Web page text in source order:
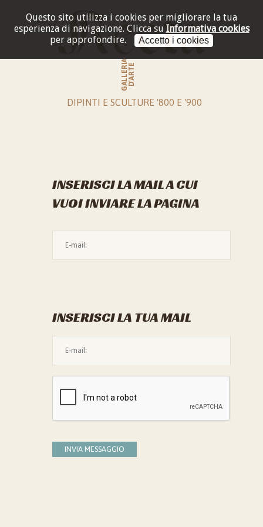
Questo sito utilizza i cookies per migliorare la tua
esperienza di navigazione. Clicca su Informativa cookies
per approfondire.
Accetto i cookies
GALLERIAD'ARTE
DIPINTI E SCULTURE '800 E '900
INSERISCI LA MAIL A CUI
VUOI INVIARE LA PAGINA
INSERISCI LA TUA MAIL
INVIA MESSAGGIO